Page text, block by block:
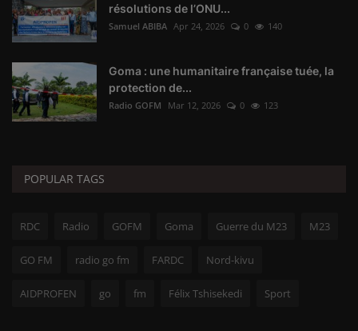
résolutions de l’ONU...
Samuel ABIBA Apr 24, 2026 0 140
Goma : une humanitaire française tuée, la
protection de...
Radio GOFM Mar 12, 2026 0 123
POPULAR TAGS
RDC Radio GOFM Goma Guerre du M23 M23
GO FM radio go fm FARDC Nord-kivu
AIDPROFEN go fm Félix Tshisekedi Sport